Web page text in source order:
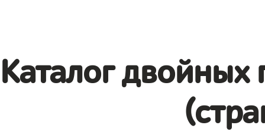
Каталог двойных